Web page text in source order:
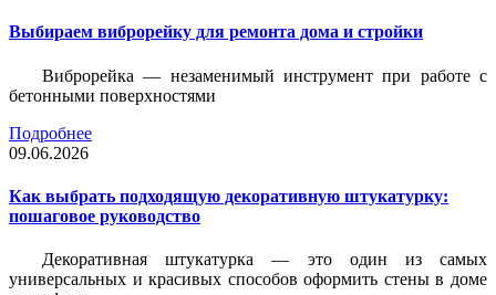
Выбираем виброрейку для ремонта дома и стройки
Виброрейка — незаменимый инструмент при работе с
бетонными поверхностями
Подробнее
09.06.2026
Как выбрать подходящую декоративную штукатурку:
пошаговое руководство
Декоративная штукатурка — это один из самых
универсальных и красивых способов оформить стены в доме